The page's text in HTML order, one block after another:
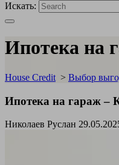
Искать:
Ипотека на
House Credit > Выбор
Ипотека на гараж –
Николаев Руслан